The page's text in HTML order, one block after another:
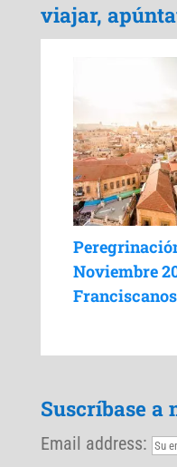
viajar,
Noviembre
Franciscanos
Suscríbase a
Email address: